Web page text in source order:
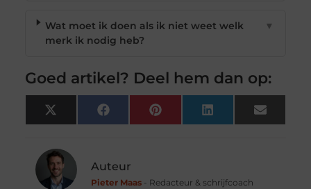
Wat moet ik doen als ik niet weet welk
merk ik nodig heb?
▼
Goed artikel? Deel hem dan op:
X
(Twitter)
FacebookPinterest LinkedIn Email
Auteur
Pieter Maas- Redacteur & schrijfcoach